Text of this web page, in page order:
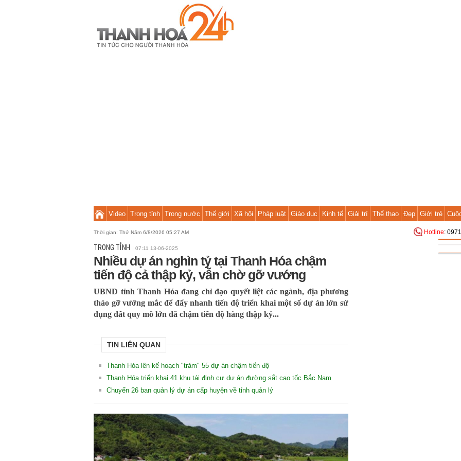
Video Trong tỉnh Trong nước Thế giới Xã hội Pháp luật Giáo dục Kinh tế Giải trí Thể thao Đẹp Giới trẻ
Thời gian: Thứ Năm 6/8/2026 05:28 AM Hotline:
TRONG TỈNH 07:11 13-06-2025
Nhiều dự án nghìn tỷ tại Thanh Hóa chậm
tiến độ cả thập kỷ, vẫn chờ gỡ vướng
UBND tỉnh Thanh Hóa đang chỉ đạo quyết liệt các ngành, địa phương
tháo gỡ vướng mắc để đẩy nhanh tiến độ triển khai một số dự án lớn sử
dụng đất quy mô lớn đã chậm tiến độ hàng thập kỷ...
TIN LIÊN QUAN
Thanh Hóa lên kế hoạch "trảm" 55 dự án chậm tiến độ
Thanh Hóa triển khai 41 khu tái định cư dự án đường sắt cao tốc Bắc Nam
Chuyển 26 ban quản lý dự án cấp huyện về tỉnh quản lý